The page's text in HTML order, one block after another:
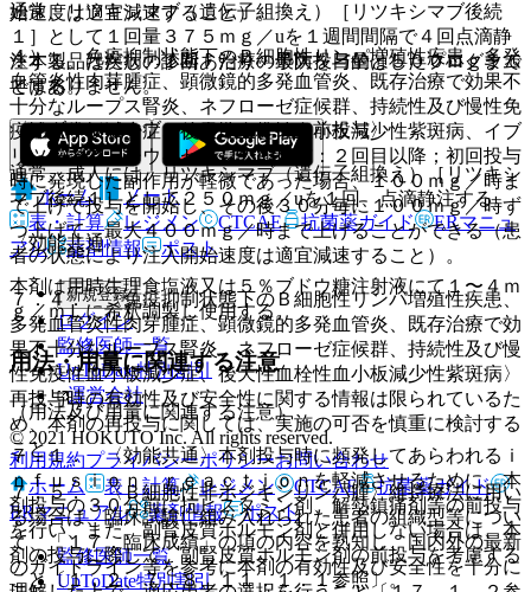
始速度は適宜減速すること）。
４）． 免疫抑制状態下のＢ細胞性リンパ増殖性疾患、多発
血管炎性肉芽腫症、顕微鏡的多発血管炎、既存治療で効果不
十分なループス腎炎、ネフローゼ症候群、持続性及び慢性免
疫性血小板減少症、後天性血栓性血小板減少性紫斑病、イブ
リツモマブ チウキセタンの前投与：２回目以降；初回投与
時に発現した副作用が軽微であった場合、１００ｍｇ／時ま
で上げて投与を開始し、その後３０分毎に１００ｍｇ／時ず
つ上げて、最大４００ｍｇ／時まで上げることができる（患
者の状態により注入開始速度は適宜減速すること）。
７．４． 〈免疫抑制状態下のＢ細胞性リンパ増殖性疾患、
多発血管炎性肉芽腫症、顕微鏡的多発血管炎、既存治療で効
果不十分なループス腎炎、ネフローゼ症候群、持続性及び慢
性免疫性血小板減少症、後天性血栓性血小板減少性紫斑病〉
再投与時の有効性及び安全性に関する情報は限られているた
め、本剤の再投与に関しては、実施の可否を慎重に検討する
こと。
７．５． 〈Ｂ細胞性非ホジキンリンパ腫〉維持療法に用い
る場合は、臨床試験に組み入れられた患者の組織型等につい
て、「１７．臨床成績」の項の内容を熟知し、国内外の最新
のガイドライン等を参考に本剤の有効性及び安全性を十分に
通常、リツキシマブ（遺伝子組換え）［リツキシマブ後続
１］として１回量３７５ｍｇ／uを１週間間隔で４回点滴静
注する。ただし、１回あたりの最大投与量は５００ｍｇまで
とする。
〈イブリツモマブ チウキセタンの前投与〉
通常、成人には、リツキシマブ（遺伝子組換え）［リツキシ
マブ後続１］として２５０ｍｇ／uを１回、点滴静注する。
〈効能共通〉
本剤は用時生理食塩液又は５％ブドウ糖注射液にて１〜４ｍ
ｇ／ｍＬに希釈調製し使用する。
用法・用量に関連する注意
（用法及び用量に関連する注意）
７．１． 〈効能共通〉本剤投与時に頻発してあらわれるｉ
ｎｆｕｓｉｏｎ ｒｅａｃｔｉｏｎを軽減させるために、本
剤投与の３０分前に抗ヒスタミン剤、解熱鎮痛剤等の前投与
を行い、また、副腎皮質ホルモン剤と併用しない場合は、本
剤の投与に際して、副腎皮質ホルモン剤の前投与を考慮する
こと〔１．２、７．８、１１．１．１参照〕。
※本製品は疾病の診断・治療・予防を目的としたプログラム
ではありません。
ホーム
ノート
表・計算
レジメン CTCAE 抗菌薬ガイド
ERマニュ
アル
薬剤情報 ポスト
新規登録
ログイン
監修医師一覧
UpToDate特別割引
運営会社
© 2021 HOKUTO Inc. All rights reserved.
利用規約プライバシーポリシーお問い合わせ
ホーム
表・計算 レジメン CTCAE
抗菌薬ガイド
ERマニュアル
薬剤情報 ポスト
監修医師一覧
UpToDate特別割引